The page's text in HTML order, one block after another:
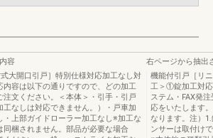
容
大開口引戸］特別仕様対応加工なし対
内容は以下の通りですので、どの加工
文ください。＜本体＞・引手・引戸
なしは対応できません。）・戸車加
・上部ガイドローラー加工なし※加工な
同梱されません。部品が必要な場合
右ページから抽出
機能付引戸［リ
工＞①錠加工対応
ステム・FAX発
応をいたします
なります。注）
ンサーは取付け